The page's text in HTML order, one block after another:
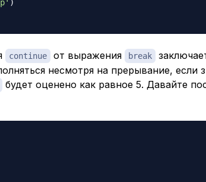
)
continue от выражения break
несмотря на прерывание, если
будет оценено как равное 5. Давайте